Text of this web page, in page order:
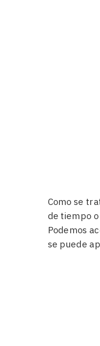
Como se
de tiempo
Podemos
se puede